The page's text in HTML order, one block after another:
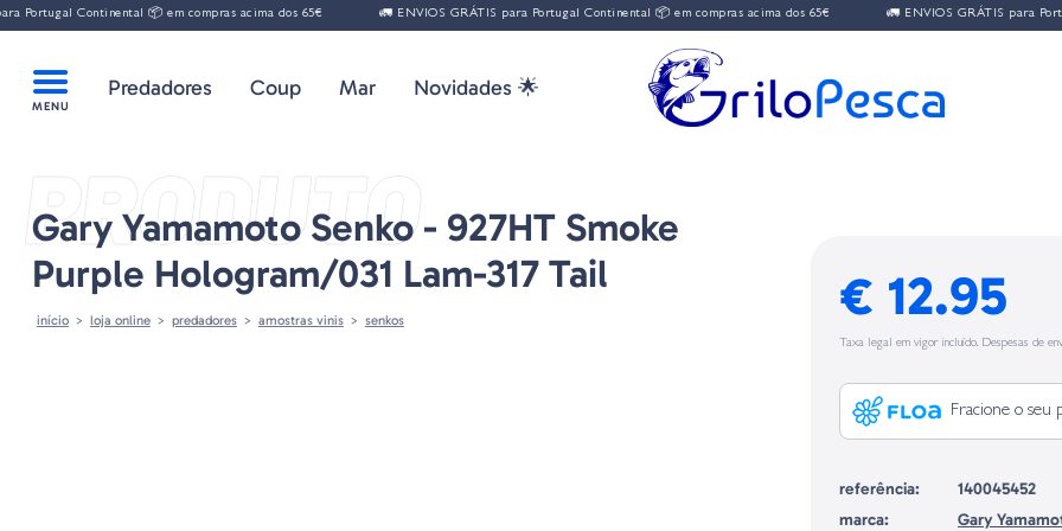
Continental 📦 em compras acima dos 65€ 🚛 ENVIOS GRÁTIS para Portugal Continental 📦 em compras acima dos 65€ 🚛 ENVIOS GRÁTIS para
Predadores Coup Mar Novidades 🌟
PRODUTO
Gary Yamamoto Senko - 927HT Smoke
Purple Hologram/031 Lam-317 Tail
início loja online predadores amostras vinis senkos € 12.95
Taxa legal em vigor incluído. Despesas de
Fracione o
referência:
140045452
marca:
Gary